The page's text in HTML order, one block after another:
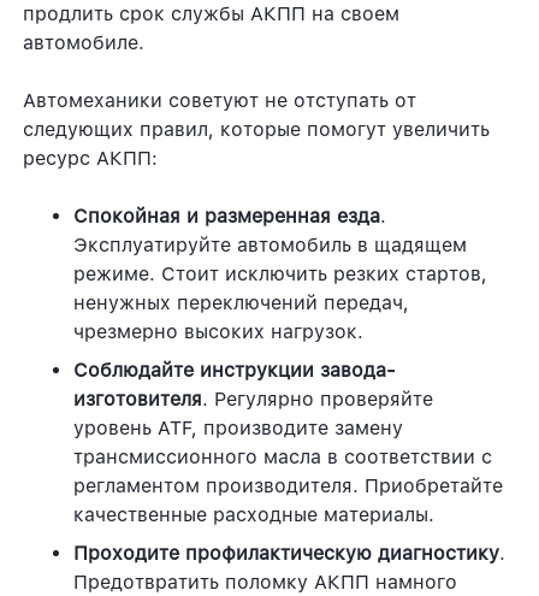
продлить срок службы АКПП на своем
автомобиле.
Автомеханики советуют не отступать от
следующих правил, которые помогут увеличить
ресурс АКПП:
Спокойная и размеренная езда.
Эксплуатируйте автомобиль в щадящем
режиме. Стоит исключить резких стартов,
ненужных переключений передач,
чрезмерно высоких нагрузок.
Соблюдайте инструкции завода-
изготовителя. Регулярно проверяйте
уровень ATF, производите замену
трансмиссионного масла в соответствии с
регламентом производителя. Приобретайте
качественные расходные материалы.
Проходите профилактическую диагностику.
Предотвратить поломку АКПП намного